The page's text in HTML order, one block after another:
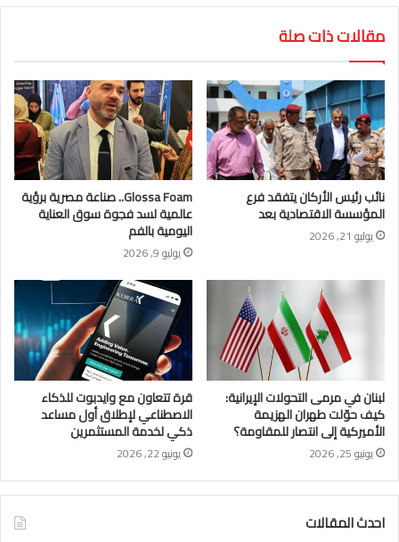
مقالات ذات صلة
نائب رئيس الأركان يتفقد فرع
المؤسسة الاقتصادية بعد
يوليو 21, 2026
Glossa Foam.. صناعة مصرية برؤية
عالمية لسد فجوة سوق العناية
اليومية بالفم
يوليو 9, 2026
لبنان في مرمى التحولات الإيرانية:
كيف حوّلت طهران الهزيمة
الأميركية إلى انتصار للمقاومة؟
يونيو 25, 2026
قرة تتعاون مع وايدبوت للذكاء
الاصطناعي لإطلاق أول مساعد
ذكي لخدمة المستثمرين
يونيو 22, 2026
احدث المقالات